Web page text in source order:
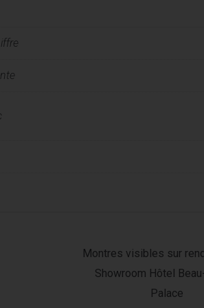
Montres visibles sur
Showroom Hôtel
Palace